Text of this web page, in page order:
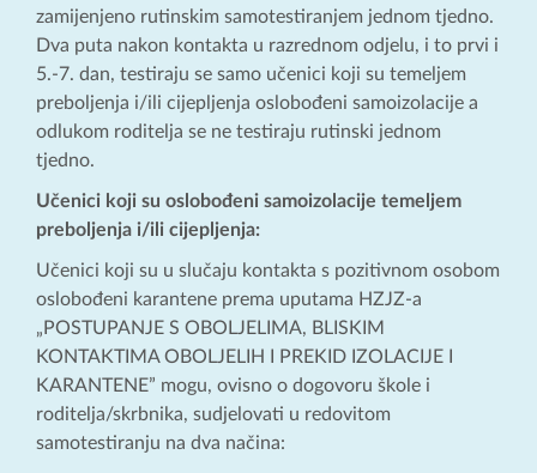
zamijenjeno rutinskim samotestiranjem jednom tjedno.
Dva puta nakon kontakta u razrednom odjelu, i to prvi i
5.-7. dan, testiraju se samo učenici koji su temeljem
preboljenja i/ili cijepljenja oslobođeni samoizolacije a
odlukom roditelja se ne testiraju rutinski jednom
tjedno.
Učenici koji su oslobođeni samoizolacije temeljem
preboljenja i/ili cijepljenja:
Učenici koji su u slučaju kontakta s pozitivnom osobom
oslobođeni karantene prema uputama HZJZ-a
„POSTUPANJE S OBOLJELIMA, BLISKIM
KONTAKTIMA OBOLJELIH I PREKID IZOLACIJE I
KARANTENE” mogu, ovisno o dogovoru škole i
roditelja/skrbnika, sudjelovati u redovitom
samotestiranju na dva načina: